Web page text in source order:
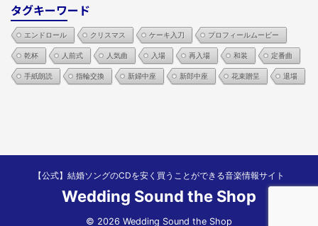
タグキーワード
エンドロール クリスマス ケーキ入刀 プロフィールムービー
乾杯 人前式 人気曲 入場 再入場 和装 定番曲
手紙朗読 指輪交換 新婦中座 新郎中座 花束贈呈 退場
【公式】結婚ソングのCDを安く買うことができる音楽情報サイト
Wedding Sound the Shop
© 2026 Wedding Sound the Shop